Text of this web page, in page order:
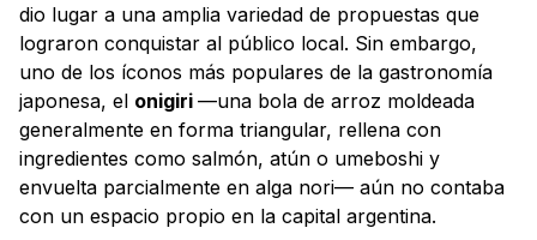
dio lugar a una amplia variedad de propuestas que
lograron conquistar al público local. Sin embargo,
uno de los íconos más populares de la gastronomía
japonesa, el onigiri —una bola de arroz moldeada
generalmente en forma triangular, rellena con
ingredientes como salmón, atún o umeboshi y
envuelta parcialmente en alga nori— aún no contaba
con un espacio propio en la capital argentina.